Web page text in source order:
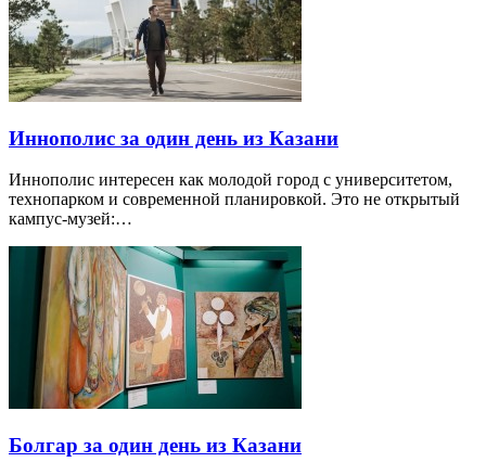
Иннополис за один день из Казани
Иннополис интересен как молодой город с университетом,
технопарком и современной планировкой. Это не открытый
кампус-музей:…
Болгар за один день из Казани